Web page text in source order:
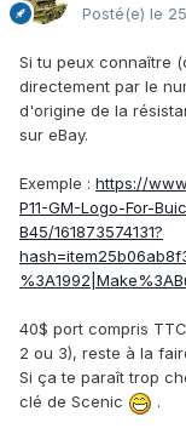
Posté(e) le
Si tu peux connaître
directement par le
d'origine de la
sur eBay.
Exemple : https://
P11-GM-Logo-For-
B45/161873574131?
40$ port compris
2 ou 3), reste à la
Si ça te paraît trop
clé de Scenic
.